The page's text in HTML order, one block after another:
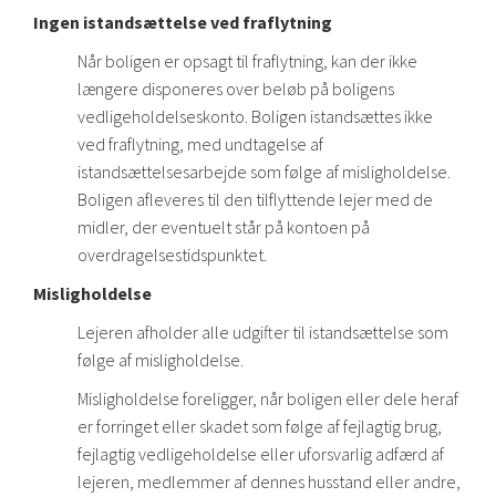
Ingen istandsættelse ved fraflytning
Når boligen er opsagt til fraflytning, kan der ikke
længere disponeres over beløb på boligens
vedligeholdelseskonto. Boligen istandsættes ikke
ved fraflytning, med undtagelse af
istandsættelsesarbejde som følge af misligholdelse.
Boligen afleveres til den tilflyttende lejer med de
midler, der eventuelt står på kontoen på
overdragelsestidspunktet.
Misligholdelse
Lejeren afholder alle udgifter til istandsættelse som
følge af misligholdelse.
Misligholdelse foreligger, når boligen eller dele heraf
er forringet eller skadet som følge af fejlagtig brug,
fejlagtig vedligeholdelse eller uforsvarlig adfærd af
lejeren, medlemmer af dennes husstand eller andre,